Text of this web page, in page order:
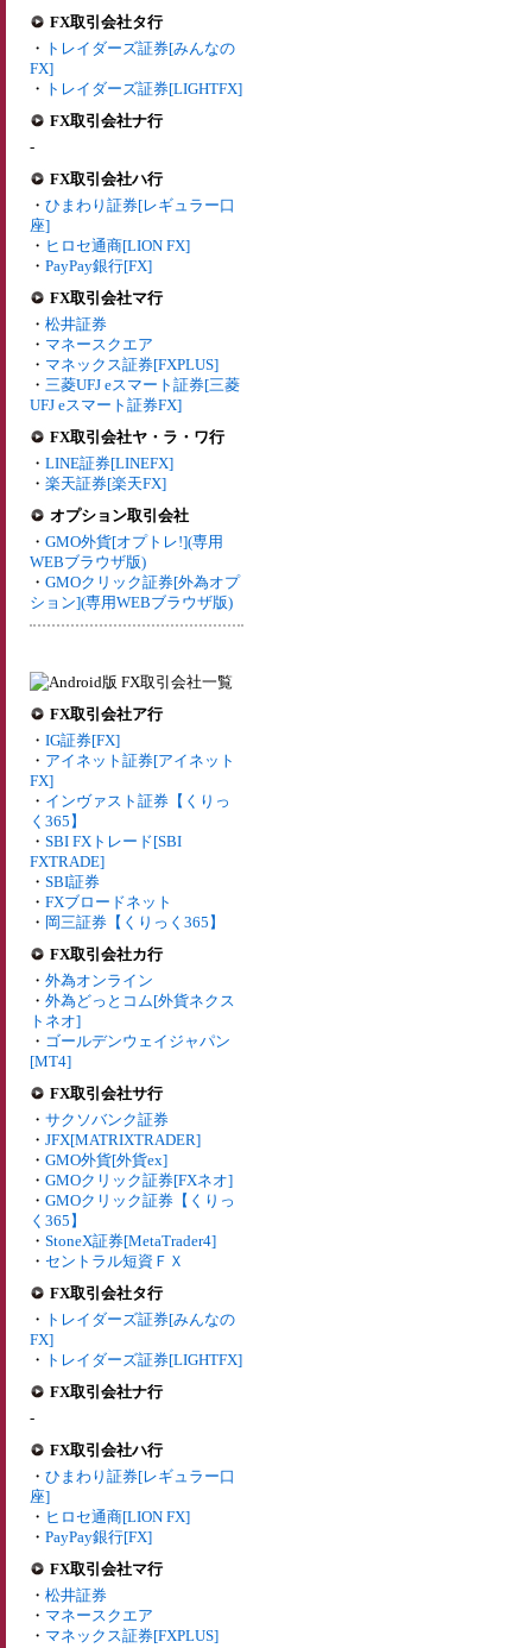
FX取引会社タ行
・ トレイダーズ証券[みんなの
FX]
・ トレイダーズ証券[LIGHTFX]
FX取引会社ナ行
-
FX取引会社ハ行
・ ひまわり証券[レギュラー口
座]
・ ヒロセ通商[LION FX]
・ PayPay銀行[FX]
FX取引会社マ行
・ 松井証券
・ マネースクエア
・ マネックス証券[FXPLUS]
・ 三菱UFJ eスマート証券[三菱
UFJ eスマート証券FX]
FX取引会社ヤ・ラ・ワ行
・ LINE証券[LINEFX]
・ 楽天証券[楽天FX]
オプション取引会社
・ GMO外貨[オプトレ!](専用
WEBブラウザ版)
・ GMOクリック証券[外為オプ
ション](専用WEBブラウザ版)
FX取引会社ア行
・ IG証券[FX]
・ アイネット証券[アイネット
FX]
・ インヴァスト証券【くりっ
く365】
・ SBI FXトレード[SBI
FXTRADE]
・ SBI証券
・ FXブロードネット
・ 岡三証券【くりっく365】
FX取引会社カ行
・ 外為オンライン
・ 外為どっとコム[外貨ネクス
トネオ]
・ ゴールデンウェイジャパン
[MT4]
FX取引会社サ行
・ サクソバンク証券
・ JFX[MATRIXTRADER]
・ GMO外貨[外貨ex]
・ GMOクリック証券[FXネオ]
・ GMOクリック証券【くりっ
く365】
・ StoneX証券[MetaTrader4]
・ セントラル短資ＦＸ
FX取引会社タ行
・ トレイダーズ証券[みんなの
FX]
・ トレイダーズ証券[LIGHTFX]
FX取引会社ナ行
-
FX取引会社ハ行
・ ひまわり証券[レギュラー口
座]
・ ヒロセ通商[LION FX]
・ PayPay銀行[FX]
FX取引会社マ行
・ 松井証券
・ マネースクエア
・ マネックス証券[FXPLUS]